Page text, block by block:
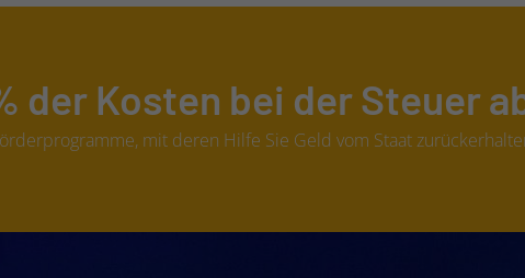
der Kosten bei der Steuer
mit deren Hilfe Sie Geld vom Staat